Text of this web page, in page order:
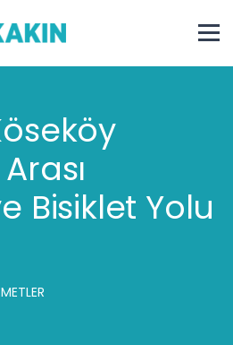
Bisiklet Yolu